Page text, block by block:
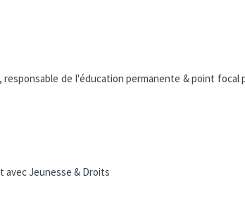
de l'éducation permanente & point
avec Jeunesse & Droits